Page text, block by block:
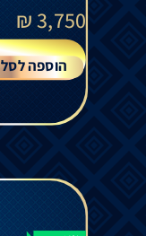
3,750
₪
הוספה לסל